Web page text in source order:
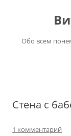
содержимому
Обо всем
Стена с
1 комментарий